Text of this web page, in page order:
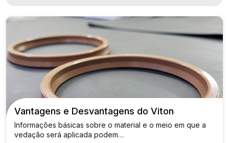
Vantagens e Desvantagens do Viton
Informações básicas sobre o material e o meio em que a
vedação será aplicada podem…